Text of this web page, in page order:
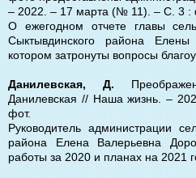
‒ 2022. ‒ 17 марта (№ 11). ‒ С. 3 :
О ежегодном отчете главы
Сыктывдинского района
котором затронуты вопросы
Данилевская, Д.
Данилевская // Наша жизнь. –
фот.
Руководитель администрации
района Елена Валерьевна
работы за 2020 и планах на 2021